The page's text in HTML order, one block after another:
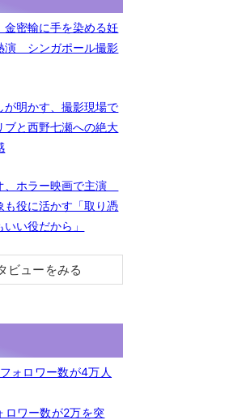
金密輸に手を染める妊
演 シンガポール撮影
が明かす、撮影現場で
ブと西野七瀬への絶大
、ホラー映画で主演
も役に活かす「取り憑
い役だから」
ビューをみる
ロワー数が4万人
ワー数が2万を突